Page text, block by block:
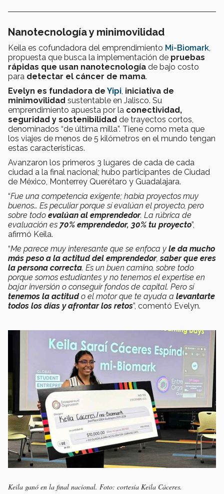
Nanotecnología y minimovilidad
Keila es cofundadora del emprendimiento Mi-Biomark,
propuesta que busca la implementación de pruebas
rápidas que usan nanotecnología de bajo costo
para detectar el cáncer de mama.
Evelyn es fundadora de Yipi, iniciativa de
minimovilidad sustentable en Jalisco. Su
emprendimiento apuesta por la conectividad,
seguridad y sostenibilidad de trayectos cortos,
denominados “de última milla”. Tiene como meta que
los viajes de menos de 5 kilómetros en el mundo tengan
estas características.
Avanzaron los primeros 3 lugares de cada de cada
ciudad a la final nacional; hubo participantes de Ciudad
de México, Monterrey Querétaro y Guadalajara.
“Fue una competencia exigente; había proyectos muy
buenos… Es peculiar porque sí evalúan el proyecto, pero
sobre todo evalúan al emprendedor. La rúbrica de
evaluación es 70% emprendedor, 30% tu proyecto”,
afirmó Keila.
“Me parece muy interesante que se enfoca y le da mucho
más peso a la actitud del emprendedor,saber que eres
la persona correcta. Es un buen camino, sobre todo
porque somos estudiantes y no tenemos el expertise en
bajar inversión o conseguir fondos de capital. Pero sí
tenemos la actitudo el motor que te ayuda a levantarte
todos los días y afrontar los retos”, comentó Evelyn.
Keila ganó en la final nacional. Foto: cortesía Keila Cáceres.